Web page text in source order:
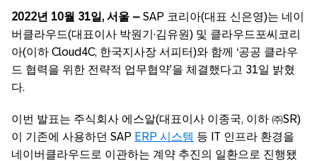
2022년 10월 31일, 서울 – SAP 코리아(대표 신은영)는 네이
버클라우드(대표이사 박원기·김유원) 및 클라우드포씨코리
아(이하 Cloud4C, 한국지사장 서피터)와 함께 ‘공공 클라우
드 협력을 위한 전략적 업무협약’을 체결했다고 31일 밝혔
다.
이번 발표는 주식회사 에스알(대표이사 이종국, 이하 ㈜SR)
이 기존에 사용하던 SAP ERP 시스템 등 IT 인프라 환경을
네이버클라우드로 이관하는 계약 추진의 일환으로 진행됐